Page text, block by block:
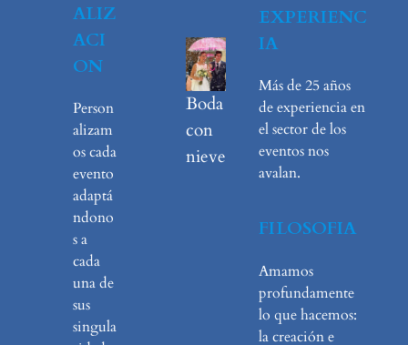
ALIZ
ACI
ON
Person
alizam
os cada
evento
adaptá
ndono
s a
cada
una de
sus
singula
Boda
con
nieve
EXPERIENC
IA
Más de 25 años
de experiencia en
el sector de los
eventos nos
avalan.
FILOSOFIA
Amamos
profundamente
lo que hacemos:
la creación e